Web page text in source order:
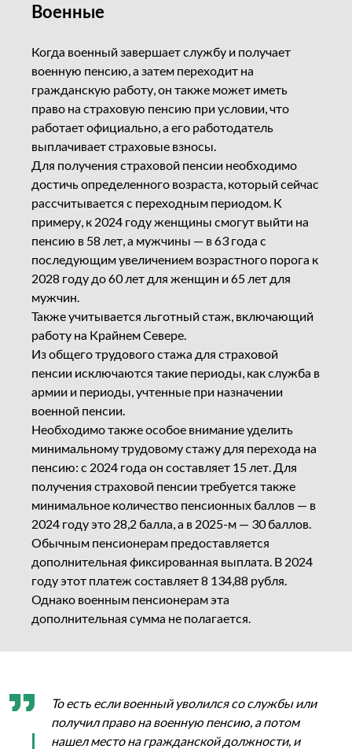
Военные
Когда военный завершает службу и получает
военную пенсию, а затем переходит на
гражданскую работу, он также может иметь
право на страховую пенсию при условии, что
работает официально, а его работодатель
выплачивает страховые взносы.
Для получения страховой пенсии необходимо
достичь определенного возраста, который сейчас
рассчитывается с переходным периодом. К
примеру, к 2024 году женщины смогут выйти на
пенсию в 58 лет, а мужчины — в 63 года с
последующим увеличением возрастного порога к
2028 году до 60 лет для женщин и 65 лет для
мужчин.
Также учитывается льготный стаж, включающий
работу на Крайнем Севере.
Из общего трудового стажа для страховой
пенсии исключаются такие периоды, как служба в
армии и периоды, учтенные при назначении
военной пенсии.
Необходимо также особое внимание уделить
минимальному трудовому стажу для перехода на
пенсию: с 2024 года он составляет 15 лет. Для
получения страховой пенсии требуется также
минимальное количество пенсионных баллов — в
2024 году это 28,2 балла, а в 2025-м — 30 баллов.
Обычным пенсионерам предоставляется
дополнительная фиксированная выплата. В 2024
году этот платеж составляет 8 134,88 рубля.
Однако военным пенсионерам эта
дополнительная сумма не полагается.
То есть если военный уволился со службы или
получил право на военную пенсию, а потом
нашел место на гражданской должности, и